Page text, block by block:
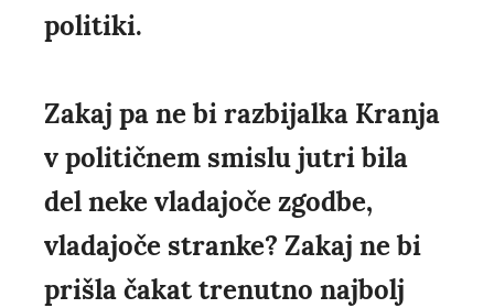
politiki.
Zakaj pa ne bi razbijalka Kranja
v političnem smislu jutri bila
del neke vladajoče zgodbe,
vladajoče stranke? Zakaj ne bi
prišla čakat trenutno najbolj